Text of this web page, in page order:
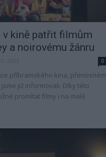
v kině patřit filmům
a noirovému žánru
0
příbramského kina, přenosném
již informovali. Díky této
promítat filmy i na malé